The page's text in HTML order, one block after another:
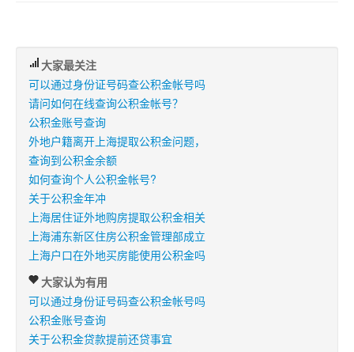
大家最关注
可以通过身份证号码查公积金帐号吗
请问如何在线查询公积金帐号？
公积金账号查询
外地户籍离开上海提取公积金问题，
查询到公积金余额
如何查询个人公积金帐号?
关于公积金年冲
上海居住证外地购房提取公积金相关
上海浦东新区住房公积金管理部成立
上海户口在外地买房能使用公积金吗
大家认为有用
可以通过身份证号码查公积金帐号吗
公积金账号查询
关于公积金贷款提前还贷事宜